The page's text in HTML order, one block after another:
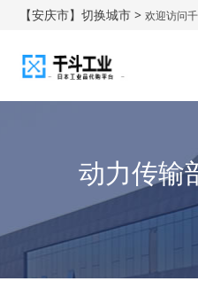
【安庆市】切换城市 >欢迎访问
动力传输